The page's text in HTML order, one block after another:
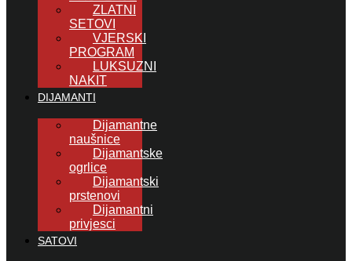
ZLATNI
SETOVI
VJERSKI
PROGRAM
LUKSUZNI
NAKIT
DIJAMANTI
Dijamantne
naušnice
Dijamantske
ogrlice
Dijamantski
prstenovi
Dijamantni
privjesci
SATOVI